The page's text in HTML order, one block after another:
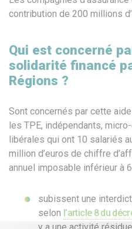
contribution de 200 millions
Qui est concerné
solidarité financé
Régions ?
Sont concernés par cette
les TPE, indépendants,
libérales qui ont 10 salariés
million d’euros de chiffre
annuel imposable inférieur à
subissent une
selon l’article 8 du